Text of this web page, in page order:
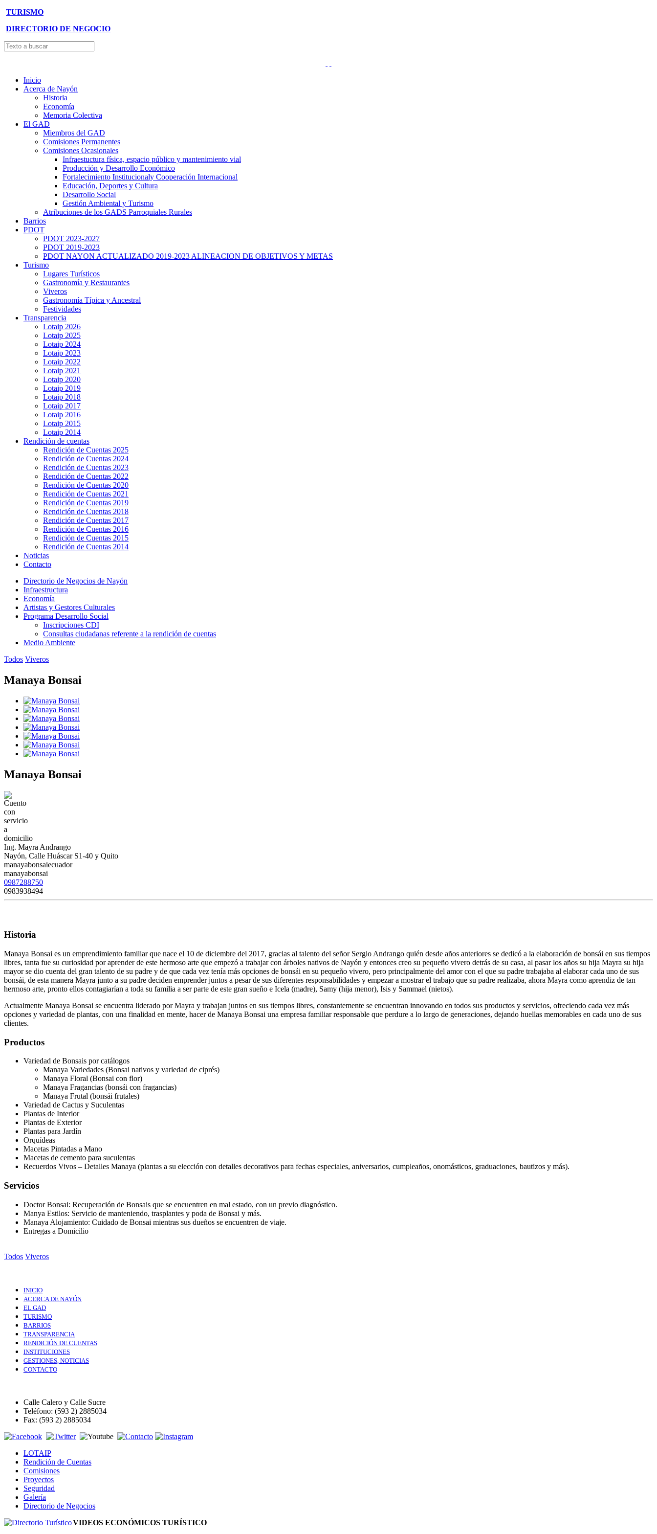
TURISMO
DIRECTORIO DE NEGOCIO
Inicio
Acerca de Nayón
Historia
Economía
Memoria Colectiva
El GAD
Miembros del GAD
Comisiones Permanentes
Comisiones Ocasionales
Infraestuctura física, espacio público y mantenimiento vial
Producción y Desarrollo Económico
Fortalecimiento Institucionaly Cooperación Internacional
Educación, Deportes y Cultura
Desarrollo Social
Gestión Ambiental y Turismo
Atribuciones de los GADS Parroquiales Rurales
Barrios
PDOT
PDOT 2023-2027
PDOT 2019-2023
PDOT NAYON ACTUALIZADO 2019-2023 ALINEACION DE OBJETIVOS Y METAS
Turismo
Lugares Turísticos
Gastronomía y Restaurantes
Viveros
Gastronomía Típica y Ancestral
Festividades
Transparencia
Lotaip 2026
Lotaip 2025
Lotaip 2024
Lotaip 2023
Lotaip 2022
Lotaip 2021
Lotaip 2020
Lotaip 2019
Lotaip 2018
Lotaip 2017
Lotaip 2016
Lotaip 2015
Lotaip 2014
Rendición de cuentas
Rendición de Cuentas 2025
Rendición de Cuentas 2024
Rendición de Cuentas 2023
Rendición de Cuentas 2022
Rendición de Cuentas 2020
Rendición de Cuentas 2021
Rendición de Cuentas 2019
Rendición de Cuentas 2018
Rendición de Cuentas 2017
Rendición de Cuentas 2016
Rendición de Cuentas 2015
Rendición de Cuentas 2014
Noticias
Contacto
Directorio de Negocios de Nayón
Infraestructura
Economía
Artistas y Gestores Culturales
Programa Desarrollo Social
Inscripciones CDI
Consultas ciudadanas referente a la rendición de cuentas
Medio Ambiente
Todos Viveros
Manaya Bonsai
Manaya Bonsai
Ing. Mayra Andrango
Nayón, Calle Huáscar S1-40 y Quito
manayabonsaiecuador
manayabonsai
0987288750
0983938494
Historia
Manaya Bonsai es un emprendimiento familiar que nace el 10 de diciembre del 2017, gracias al talento del señor Sergio Andrango quién desde años anteriores se dedicó a la elaboración de bonsái en sus tiempos
libres, tanta fue su curiosidad por aprender de este hermoso arte que empezó a trabajar con árboles nativos de Nayón y entonces creo su pequeño vivero detrás de su casa, al pasar los años su hija Mayra su hija
mayor se dio cuenta del gran talento de su padre y de que cada vez tenía más opciones de bonsái en su pequeño vivero, pero principalmente del amor con el que su padre trabajaba al elaborar cada uno de sus
bonsái, de esta manera Mayra junto a su padre deciden emprender juntos a pesar de sus diferentes responsabilidades y empezar a mostrar el trabajo que su padre realizaba, ahora Mayra como aprendiz de tan
hermoso arte, pronto ellos contagiarían a toda su familia a ser parte de este gran sueño e Icela (madre), Samy (hija menor), Isis y Sammael (nietos).
Actualmente Manaya Bonsai se encuentra liderado por Mayra y trabajan juntos en sus tiempos libres, constantemente se encuentran innovando en todos sus productos y servicios, ofreciendo cada vez más
opciones y variedad de plantas, con una finalidad en mente, hacer de Manaya Bonsai una empresa familiar responsable que perdure a lo largo de generaciones, dejando huellas memorables en cada uno de sus
clientes.
Productos
Variedad de Bonsais por catálogos
Manaya Variedades (Bonsai nativos y variedad de ciprés)
Manaya Floral (Bonsai con flor)
Manaya Fragancias (bonsái con fragancias)
Manaya Frutal (bonsái frutales)
Variedad de Cactus y Suculentas
Plantas de Interior
Plantas de Exterior
Plantas para Jardín
Orquídeas
Macetas Pintadas a Mano
Macetas de cemento para suculentas
Recuerdos Vivos – Detalles Manaya (plantas a su elección con detalles decorativos para fechas especiales, aniversarios, cumpleaños, onomásticos, graduaciones, bautizos y más).
Servicios
Doctor Bonsai: Recuperación de Bonsais que se encuentren en mal estado, con un previo diagnóstico.
Manya Estilos: Servicio de manteniendo, trasplantes y poda de Bonsai y más.
Manaya Alojamiento: Cuidado de Bonsai mientras sus dueños se encuentren de viaje.
Entregas a Domicilio
Todos Viveros
INICIO
ACERCA DE NAYÓN
EL GAD
TURISMO
BARRIOS
TRANSPARENCIA
RENDICIÓN DE CUENTAS
INSTITUCIONES
GESTIONES, NOTICIAS
CONTACTO
Calle Calero y Calle Sucre
Teléfono: (593 2) 2885034
Fax: (593 2) 2885034
LOTAIP
Rendición de Cuentas
Comisiones
Proyectos
Seguridad
Galería
Directorio de Negocios
VIDEOS ECONÓMICOS TURÍSTICO